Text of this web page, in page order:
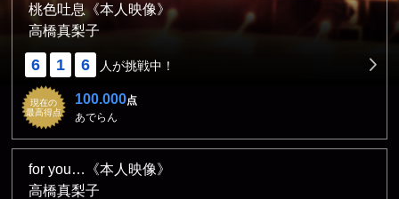
桃色吐息《本人映像》
高橋真梨子
6 1 6 人が挑戦中！
現在の
最高得点
100.000点
あでらん
for you…《本人映像》
高橋真梨子